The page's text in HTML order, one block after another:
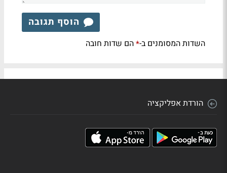
הוסף תגובה
השדות המסומנים ב-*הם שדות חובה
הורדת אפליקציה